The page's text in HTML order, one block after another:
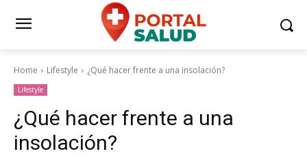
Home Lifestyle ¿Qué hacer frente a una insolación?
Lifestyle
¿Qué hacer frente a una
insolación?